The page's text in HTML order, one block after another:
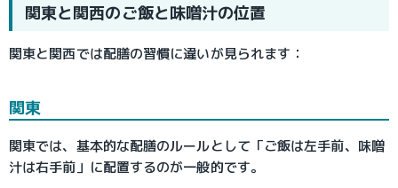
関東と関西のご飯と味噌汁の位置
​関東と関西では配膳の習慣に違いが見られます：
関東
関東では、基本的な配膳のルールとして「ご飯は左手前、味噌
汁は右手前」に配置するのが一般的です。